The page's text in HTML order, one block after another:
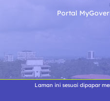
Portal
Laman ini sesuai dipapar